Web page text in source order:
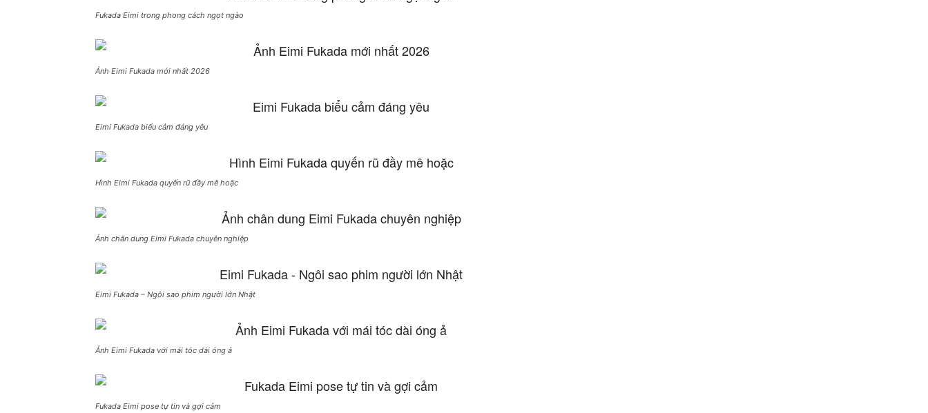
Fukada Eimi trong phong cách ngọt ngào
Ảnh Eimi Fukada mới nhất 2026
Eimi Fukada biểu cảm đáng yêu
Hình Eimi Fukada quyến rũ đầy mê hoặc
Ảnh chân dung Eimi Fukada chuyên nghiệp
Eimi Fukada – Ngôi sao phim người lớn Nhật
Ảnh Eimi Fukada với mái tóc dài óng ả
Fukada Eimi pose tự tin và gợi cảm